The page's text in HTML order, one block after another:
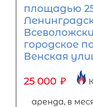
площадью
городское
Венская
25 000 ₽
аренда, в